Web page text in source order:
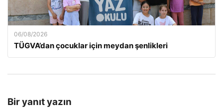
06/08/2026
TÜGVA’dan çocuklar için meydan şenlikleri
Bir yanıt yazın